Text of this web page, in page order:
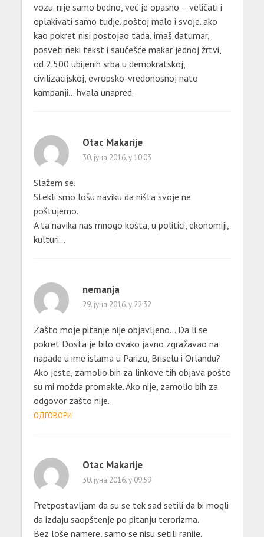
vozu. nije samo bedno, već je opasno – veličati i
oplakivati samo tudje. poštoj malo i svoje. ako
kao pokret nisi postojao tada, imaš datumar,
posveti neki tekst i saučešće makar jednoj žrtvi,
od 2.500 ubijenih srba u demokratskoj,
civilizacijskoj, evropsko-vredonosnoj nato
kampanji… hvala unapred.
Otac Makarije
30. јуна 2016. у 10:03
Slažem se.
Stekli smo lošu naviku da ništa svoje ne
poštujemo.
A ta navika nas mnogo košta, u politici, ekonomiji,
kulturi…
nemanja
29. јуна 2016. у 22:32
Zašto moje pitanje nije objavljeno… Da li se
pokret Dosta je bilo ovako javno zgražavao na
napade u ime islama u Parizu, Briselu i Orlandu?
Ako jeste, zamolio bih za linkove tih objava pošto
su mi možda promakle. Ako nije, zamolio bih za
odgovor zašto nije.
ОДГОВОРИ
Otac Makarije
30. јуна 2016. у 09:59
Pretpostavljam da su se tek sad setili da bi mogli
da izdaju saopštenje po pitanju terorizma.
Bez loše namere, samo se nisu setili ranije.